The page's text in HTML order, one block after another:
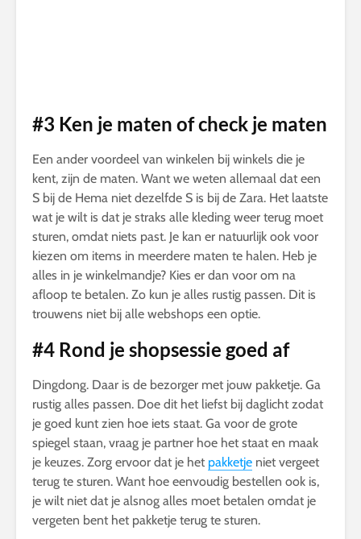
#3 Ken je maten of check je maten
Een ander voordeel van winkelen bij winkels die je
kent, zijn de maten. Want we weten allemaal dat een
S bij de Hema niet dezelfde S is bij de Zara. Het laatste
wat je wilt is dat je straks alle kleding weer terug moet
sturen, omdat niets past. Je kan er natuurlijk ook voor
kiezen om items in meerdere maten te halen. Heb je
alles in je winkelmandje? Kies er dan voor om na
afloop te betalen. Zo kun je alles rustig passen. Dit is
trouwens niet bij alle webshops een optie.
#4 Rond je shopsessie goed af
Dingdong. Daar is de bezorger met jouw pakketje. Ga
rustig alles passen. Doe dit het liefst bij daglicht zodat
je goed kunt zien hoe iets staat. Ga voor de grote
spiegel staan, vraag je partner hoe het staat en maak
je keuzes. Zorg ervoor dat je het pakketje niet vergeet
terug te sturen. Want hoe eenvoudig bestellen ook is,
je wilt niet dat je alsnog alles moet betalen omdat je
vergeten bent het pakketje terug te sturen.